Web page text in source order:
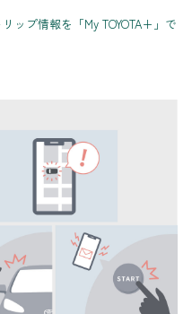
ップ情報を「My TOYOTA+」で